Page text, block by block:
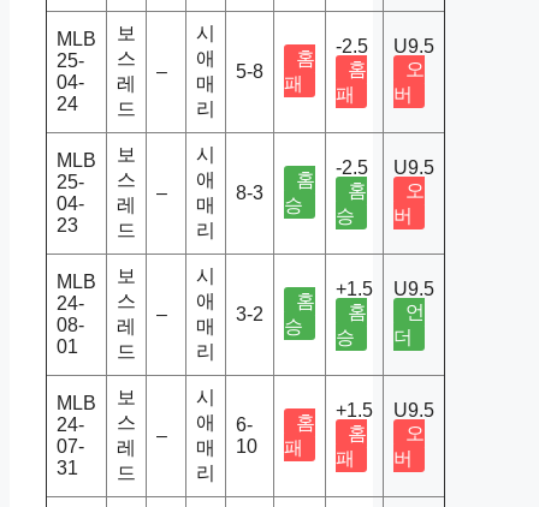
MLB
25-
04-
24
보
스
레
드
–
시
애
매
리
5-8
홈
패
-2.5
홈
패
U9.5
오
버
MLB
25-
04-
23
보
스
레
드
–
시
애
매
리
8-3
홈
승
-2.5
홈
승
U9.5
오
버
MLB
24-
08-
01
보
스
레
드
–
시
애
매
리
3-2
홈
승
+1.5
홈
승
U9.5
언
더
MLB
24-
07-
31
보
스
레
드
–
시
애
매
리
6-
10
홈
패
+1.5
홈
패
U9.5
오
버